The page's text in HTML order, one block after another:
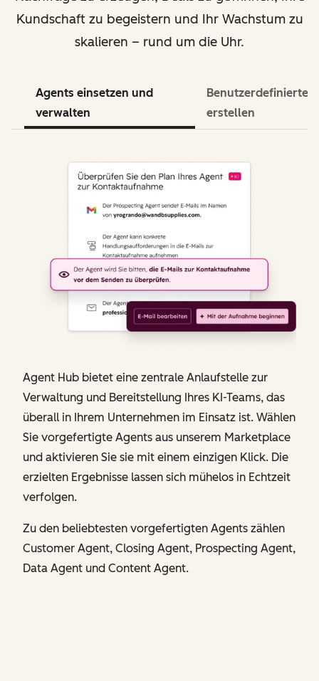
Kundschaft zu begeistern und Ihr Wachstum zu
skalieren – rund um die Uhr.
Agents einsetzen und
verwalten
Benutzerdefinierte
erstellen
Agent Hub bietet eine zentrale Anlaufstelle zur
Verwaltung und Bereitstellung Ihres KI-Teams, das
überall in Ihrem Unternehmen im Einsatz ist. Wählen
Sie vorgefertigte Agents aus unserem Marketplace
und aktivieren Sie sie mit einem einzigen Klick. Die
erzielten Ergebnisse lassen sich mühelos in Echtzeit
verfolgen.
Zu den beliebtesten vorgefertigten Agents zählen
Customer Agent, Closing Agent, Prospecting Agent,
Data Agent und Content Agent.